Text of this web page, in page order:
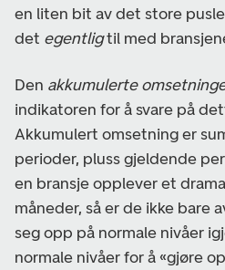
en liten bit av det store
det egentligtil med
Den akkumulerte
indikatoren for å svare på
Akkumulert omsetning er
perioder, pluss gjeldende
en bransje opplever et
måneder, så er de ikke bare
seg opp på normale nivåer
normale nivåer for å «gjøre